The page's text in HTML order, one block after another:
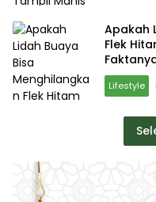
Apakah
Flek
Lifestyle